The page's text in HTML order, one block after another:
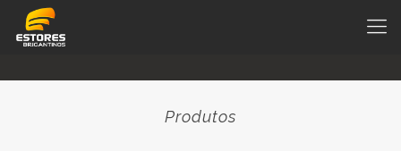
Produtos